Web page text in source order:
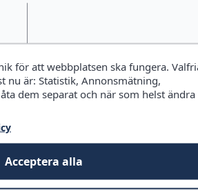
för att webbplatsen ska fungera.
nu är: Statistik, Annonsmätning,
dem separat och när som helst ändra
Acceptera alla